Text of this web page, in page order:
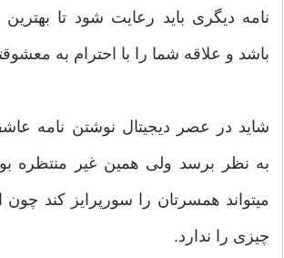
نامه دیگری باید رعایت شود تا
باشد و علاقه شما را با احترام به
شاید در عصر دیجیتال نوشتن نامه
به نظر برسد ولی همین غیر منتظره
میتواند همسرتان را سورپرایز کند چون
چیزی را ندارد.